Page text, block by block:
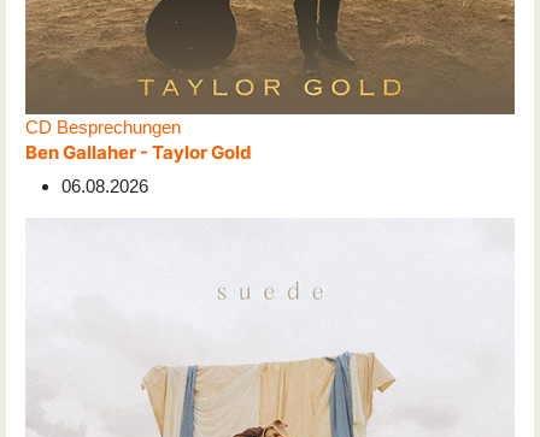
CD Besprechungen
Ben Gallaher - Taylor Gold
06.08.2026